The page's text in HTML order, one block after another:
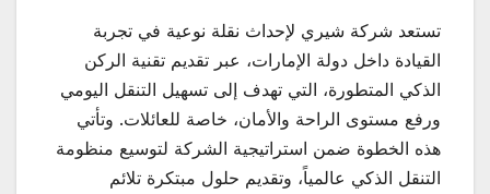
تستعد شركة شيري لإحداث نقلة نوعية في تجربة
القيادة داخل دولة الإمارات، عبر تقديم تقنية الركن
الذكي المتطورة، التي تهدف إلى تسهيل التنقل اليومي
ورفع مستوى الراحة والأمان، خاصة للعائلات. وتأتي
هذه الخطوة ضمن استراتيجية الشركة لتوسيع منظومة
التنقل الذكي عالمياً، وتقديم حلول مبتكرة تلائم